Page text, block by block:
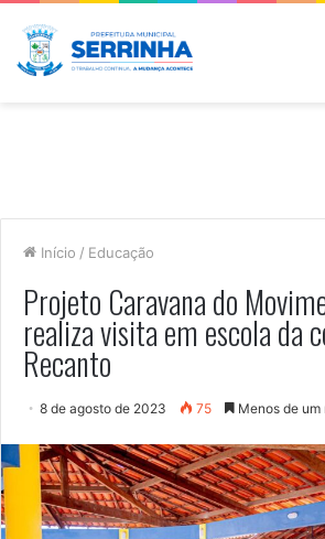
Início / Educação
Projeto Caravana do
realiza visita em escola da
Recanto
8 de agosto de 2023 75 Menos de um